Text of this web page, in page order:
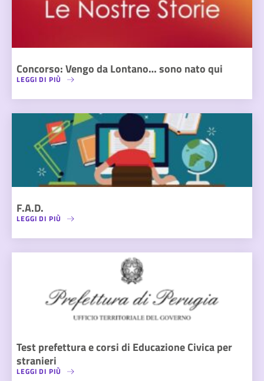
Concorso: Vengo da Lontano… sono nato qui
LEGGI DI PIÙ
F.A.D.
LEGGI DI PIÙ
Test prefettura e corsi di Educazione Civica per
stranieri
LEGGI DI PIÙ